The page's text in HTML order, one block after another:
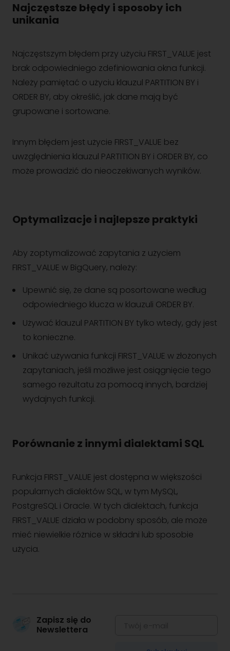
Najczęstsze błędy i sposoby ich
unikania
Najczęstszym błędem przy użyciu FIRST_VALUE jest
brak odpowiedniego zdefiniowania okna funkcji.
Należy pamiętać o użyciu klauzul PARTITION BY i
ORDER BY, aby określić, jak dane mają być
grupowane i sortowane.
Innym błędem jest użycie FIRST_VALUE bez
uwzględnienia klauzul PARTITION BY i ORDER BY, co
może prowadzić do nieoczekiwanych wyników.
Optymalizacje i najlepsze praktyki
Aby zoptymalizować zapytania z użyciem
FIRST_VALUE w BigQuery, należy:
Upewnić się, że dane są posortowane według
odpowiedniego klucza w klauzuli ORDER BY.
Używać klauzul PARTITION BY tylko wtedy, gdy jest
to konieczne.
Unikać używania funkcji FIRST_VALUE w złożonych
zapytaniach, jeśli możliwe jest osiągnięcie tego
samego rezultatu za pomocą innych, bardziej
wydajnych funkcji.
Porównanie z innymi dialektami SQL
Funkcja FIRST_VALUE jest dostępna w większości
popularnych dialektów SQL, w tym MySQL,
PostgreSQL i Oracle. W tych dialektach, funkcja
FIRST_VALUE działa w podobny sposób, ale może
mieć niewielkie różnice w składni lub sposobie
użycia.
Zapisz się do
Newslettera